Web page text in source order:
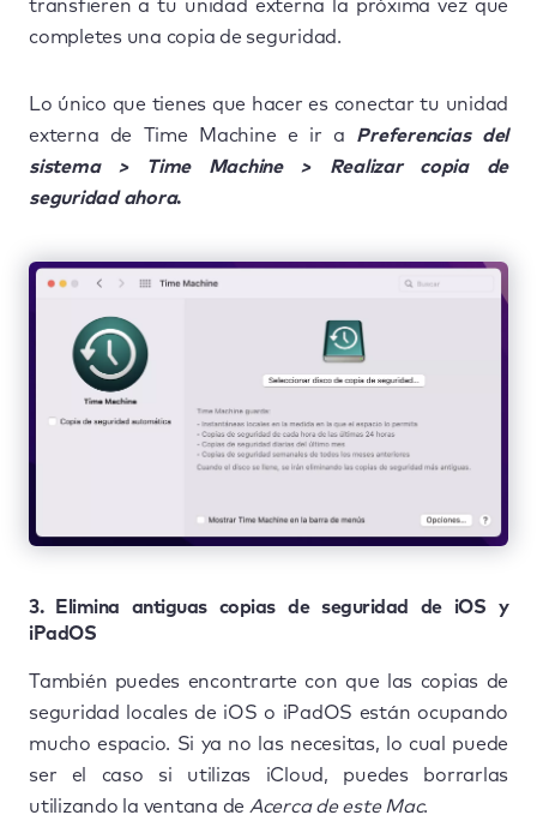
transfieren a tu unidad externa la próxima vez que
completes una copia de seguridad.
Lo único que tienes que hacer es conectar tu unidad
externa de Time Machine e ir a Preferencias del
sistema > Time Machine > Realizar copia de
seguridad ahora.
3. Elimina antiguas copias de seguridad de iOS y
iPadOS
También puedes encontrarte con que las copias de
seguridad locales de iOS o iPadOS están ocupando
mucho espacio. Si ya no las necesitas, lo cual puede
ser el caso si utilizas iCloud, puedes borrarlas
utilizando la ventana de Acerca de este Mac.